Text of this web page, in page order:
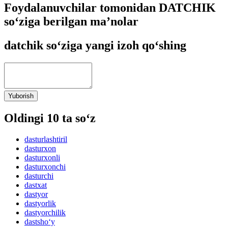
Foydalanuvchilar tomonidan DATCHIK
so‘ziga berilgan ma’nolar
datchik so‘ziga yangi izoh qo‘shing
Yuborish
Oldingi 10 ta so‘z
dasturlashtiril
dasturxon
dasturxonli
dasturxonchi
dasturchi
dastxat
dastyor
dastyorlik
dastyorchilik
dastsho‘y